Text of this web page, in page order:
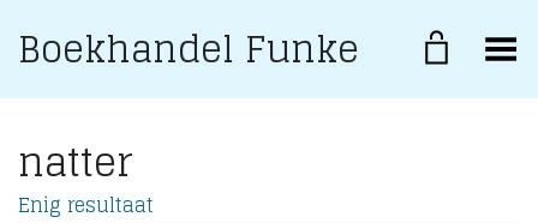
Boekhandel Funke Toggle Menu
natter
Enig resultaat